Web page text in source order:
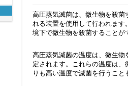
高圧蒸気滅菌は、微生物を殺
れる装置を使用して行われま
境下で微生物を殺菌すること
高圧蒸気滅菌の温度は、微生
定されます。これらの温度は
りも高い温度で滅菌を行うこ